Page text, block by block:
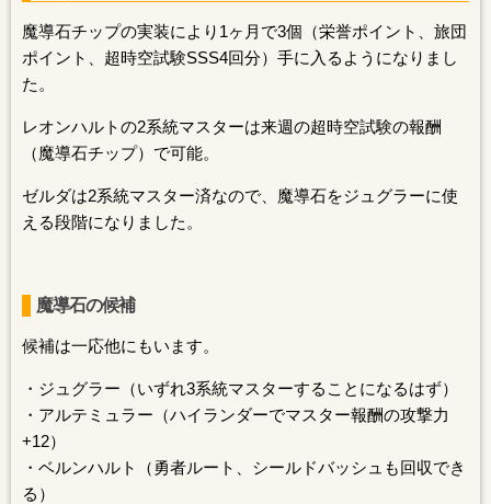
魔導石チップの実装により1ヶ月で3個（栄誉ポイント、旅団
ポイント、超時空試験SSS4回分）手に入るようになりまし
た。
レオンハルトの2系統マスターは来週の超時空試験の報酬
（魔導石チップ）で可能。
ゼルダは2系統マスター済なので、魔導石をジュグラーに使
える段階になりました。
魔導石の候補
候補は一応他にもいます。
・ジュグラー（いずれ3系統マスターすることになるはず）
・アルテミュラー（ハイランダーでマスター報酬の攻撃力
+12）
・ベルンハルト（勇者ルート、シールドバッシュも回収でき
る）